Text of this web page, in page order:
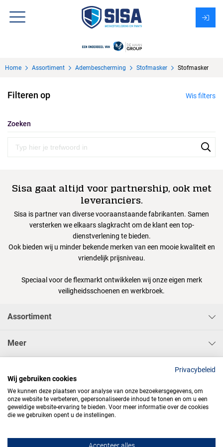
Over Sisa
KMS
Uitzendbureau?
Home Assortiment Adembescherming Stofmasker Stofmasker
Filteren op Wis filters
Zoeken
Sisa gaat altijd voor partnership, ook met
leveranciers.
Sisa is partner van diverse vooraanstaande fabrikanten. Samen
versterken we elkaars slagkracht om de klant een top-
dienstverlening te bieden.
Ook bieden wij u minder bekende merken van een mooie kwaliteit en
vriendelijk prijsniveau.
Speciaal voor de flexmarkt ontwikkelen wij onze eigen merk
veiligheidsschoenen en werkbroek.
Assortiment
Meer
Privacybeleid
Wij gebruiken cookies
We kunnen deze plaatsen voor analyse van onze bezoekersgegevens, om
onze website te verbeteren, gepersonaliseerde inhoud te tonen en om u een
geweldige website-ervaring te bieden. Voor meer informatie over de cookies
die we gebruiken opent u de instellingen.